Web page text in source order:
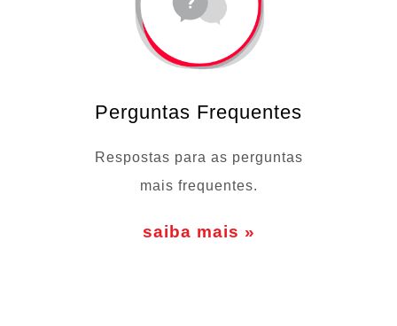
Perguntas Frequentes
Respostas para as perguntas
mais frequentes.
saiba mais »